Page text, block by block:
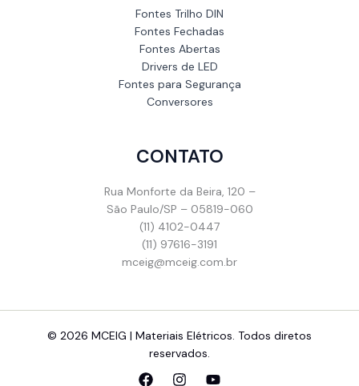
Fontes Trilho DIN
Fontes Fechadas
Fontes Abertas
Drivers de LED
Fontes para Segurança
Conversores
CONTATO
Rua Monforte da Beira, 120 –
São Paulo/SP – 05819-060
(11) 4102-0447
(11) 97616-3191
mceig@mceig.com.br
© 2026 MCEIG | Materiais Elétricos. Todos diretos
reservados.